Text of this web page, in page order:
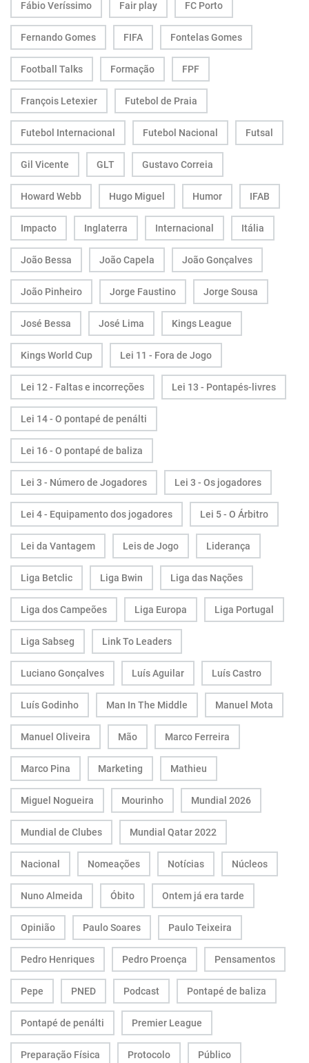
Fábio Veríssimo Fair play FC Porto
Fernando Gomes FIFA Fontelas Gomes
Football Talks Formação FPF
François Letexier Futebol de Praia
Futebol Internacional Futebol Nacional Futsal
Gil Vicente GLT Gustavo Correia
Howard Webb Hugo Miguel Humor IFAB
Impacto Inglaterra Internacional Itália
João Bessa João Capela João Gonçalves
João Pinheiro Jorge Faustino Jorge Sousa
José Bessa José Lima Kings League
Kings World Cup Lei 11 - Fora de Jogo
Lei 12 - Faltas e incorreções Lei 13 - Pontapés-livres
Lei 14 - O pontapé de penálti
Lei 16 - O pontapé de baliza
Lei 3 - Número de Jogadores Lei 3 - Os jogadores
Lei 4 - Equipamento dos jogadores Lei 5 - O Árbitro
Lei da Vantagem Leis de Jogo Liderança
Liga Betclic Liga Bwin Liga das Nações
Liga dos Campeões Liga Europa Liga Portugal
Liga Sabseg Link To Leaders
Luciano Gonçalves Luís Aguilar Luís Castro
Luís Godinho Man In The Middle Manuel Mota
Manuel Oliveira Mão Marco Ferreira
Marco Pina Marketing Mathieu
Miguel Nogueira Mourinho Mundial 2026
Mundial de Clubes Mundial Qatar 2022
Nacional Nomeações Notícias Núcleos
Nuno Almeida Óbito Ontem já era tarde
Opinião Paulo Soares Paulo Teixeira
Pedro Henriques Pedro Proença Pensamentos
Pepe PNED Podcast Pontapé de baliza
Pontapé de penálti Premier League
Preparação Física Protocolo Público